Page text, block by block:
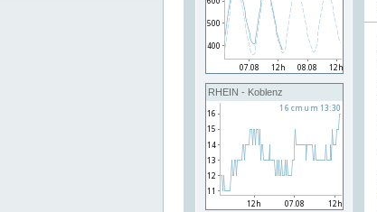
RHEIN - Koblenz